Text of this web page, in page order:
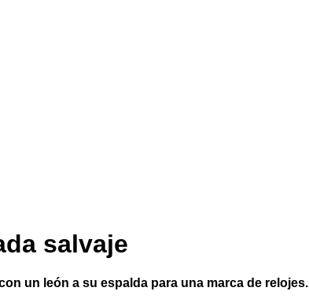
salvaje
un león a su espalda para una marca de relojes.